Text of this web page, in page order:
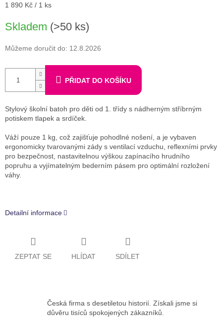
Měrná
1 890 Kč / 1 ks
Skladem (>50 ks)
Můžeme doručit do: 12.8.2026
PŘIDAT DO KOŠÍKU
Stylový školní batoh pro děti od 1. třídy s nádherným stříbrným
potiskem tlapek a srdíček.
Váží pouze 1 kg, což zajišťuje pohodlné nošení, a je vybaven
ergonomicky tvarovanými zády s ventilací vzduchu, reflexními prvky
pro bezpečnost, nastavitelnou výškou zapínacího hrudního
popruhu a vyjímatelným bederním pásem pro optimální rozložení
váhy.
Detailní informace
ZEPTAT SE HLÍDAT SDÍLET
Česká firma s desetiletou historií. Získali jsme si
důvěru tisíců spokojených zákazníků.